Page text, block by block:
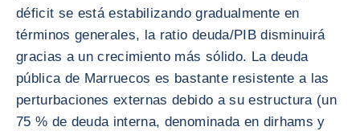
déficit se está estabilizando gradualmente en
términos generales, la ratio deuda/PIB disminuirá
gracias a un crecimiento más sólido. La deuda
pública de Marruecos es bastante resistente a las
perturbaciones externas debido a su estructura (un
75 % de deuda interna, denominada en dirhams y